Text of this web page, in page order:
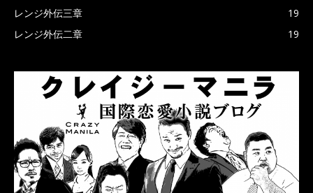
レンジ外伝三章
19
レンジ外伝二章
19